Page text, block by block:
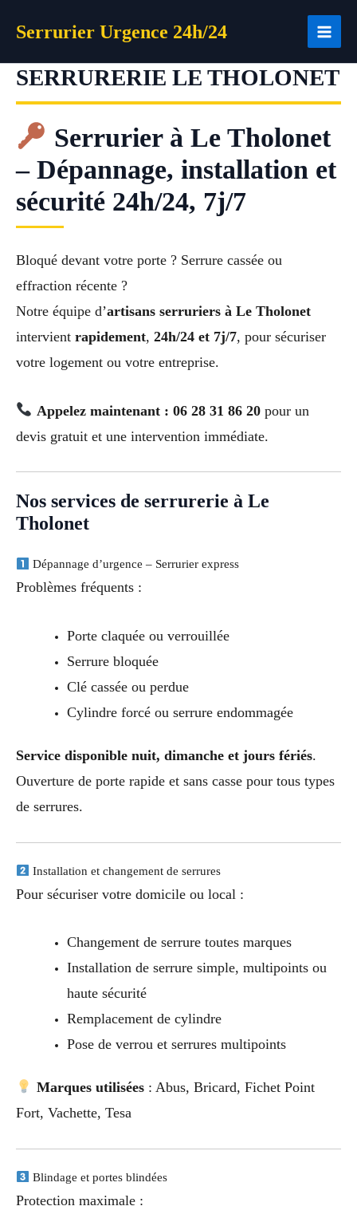
Serrurier Urgence 24h/24
SERRURERIE LE THOLONET
Serrurier à Le Tholonet
– Dépannage, installation et
sécurité 24h/24, 7j/7
Bloqué devant votre porte ? Serrure cassée ou
effraction récente ?
Notre équipe d’artisans serruriers à Le Tholonet
intervient rapidement, 24h/24 et 7j/7, pour sécuriser
votre logement ou votre entreprise.
Appelez maintenant : 06 28 31 86 20pour un
devis gratuit et une intervention immédiate.
Nos services de serrurerie à Le
Tholonet
Dépannage d’urgence – Serrurier express
Problèmes fréquents :
Porte claquée ou verrouillée
Serrure bloquée
Clé cassée ou perdue
Cylindre forcé ou serrure endommagée
Service disponible nuit, dimanche et jours fériés.
Ouverture de porte rapide et sans casse pour tous types
de serrures.
Installation et changement de serrures
Pour sécuriser votre domicile ou local :
Changement de serrure toutes marques
Installation de serrure simple, multipoints ou
haute sécurité
Remplacement de cylindre
Pose de verrou et serrures multipoints
Marques utilisées: Abus, Bricard, Fichet Point
Fort, Vachette, Tesa
Blindage et portes blindées
Protection maximale :